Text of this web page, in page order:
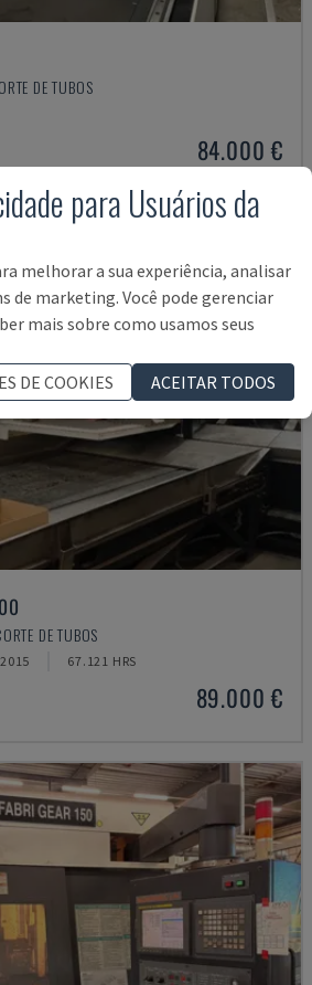
DE TUBOS
84.000 €
DE TUBOS
2015 67.121 HRS
89.000 €
para Usuários da
melhorar a sua experiência, analisar
de marketing. Você pode gerenciar
mais sobre como usamos seus
DE COOKIES
ACEITAR TODOS